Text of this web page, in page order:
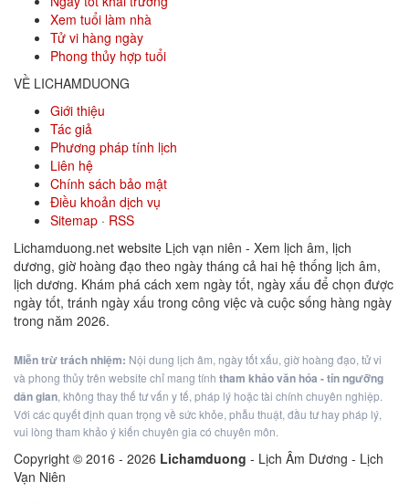
Xem tuổi làm nhà
Tử vi hàng ngày
Phong thủy hợp tuổi
VỀ LICHAMDUONG
Giới thiệu
Tác giả
Phương pháp tính lịch
Liên hệ
Chính sách bảo mật
Điều khoản dịch vụ
Sitemap · RSS
Lichamduong.net website Lịch vạn niên - Xem lịch âm, lịch
dương, giờ hoàng đạo theo ngày tháng cả hai hệ thống lịch âm,
lịch dương. Khám phá cách xem ngày tốt, ngày xấu để chọn được
ngày tốt, tránh ngày xấu trong công việc và cuộc sống hàng ngày
trong năm 2026.
Miễn trừ trách nhiệm: Nội dung lịch âm, ngày tốt xấu, giờ hoàng đạo, tử vi
và phong thủy trên website chỉ mang tính tham khảo văn hóa - tín ngưỡng
dân gian, không thay thế tư vấn y tế, pháp lý hoặc tài chính chuyên nghiệp.
Với các quyết định quan trọng về sức khỏe, phẫu thuật, đầu tư hay pháp lý,
vui lòng tham khảo ý kiến chuyên gia có chuyên môn.
Copyright © 2016 - 2026 Lichamduong - Lịch Âm Dương - Lịch
Vạn Niên